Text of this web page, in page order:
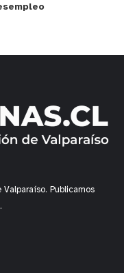
Publicamos